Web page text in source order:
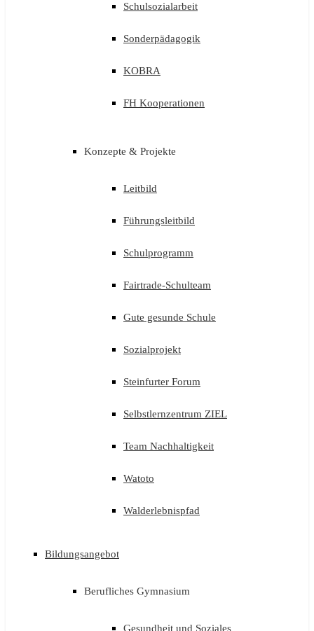
Schulsozialarbeit
Sonderpädagogik
KOBRA
FH Kooperationen
Konzepte & Projekte
Leitbild
Führungsleitbild
Schulprogramm
Fairtrade-Schulteam
Gute gesunde Schule
Sozialprojekt
Steinfurter Forum
Selbstlernzentrum ZIEL
Team Nachhaltigkeit
Watoto
Walderlebnispfad
Bildungsangebot
Berufliches Gymnasium
Gesundheit und Soziales